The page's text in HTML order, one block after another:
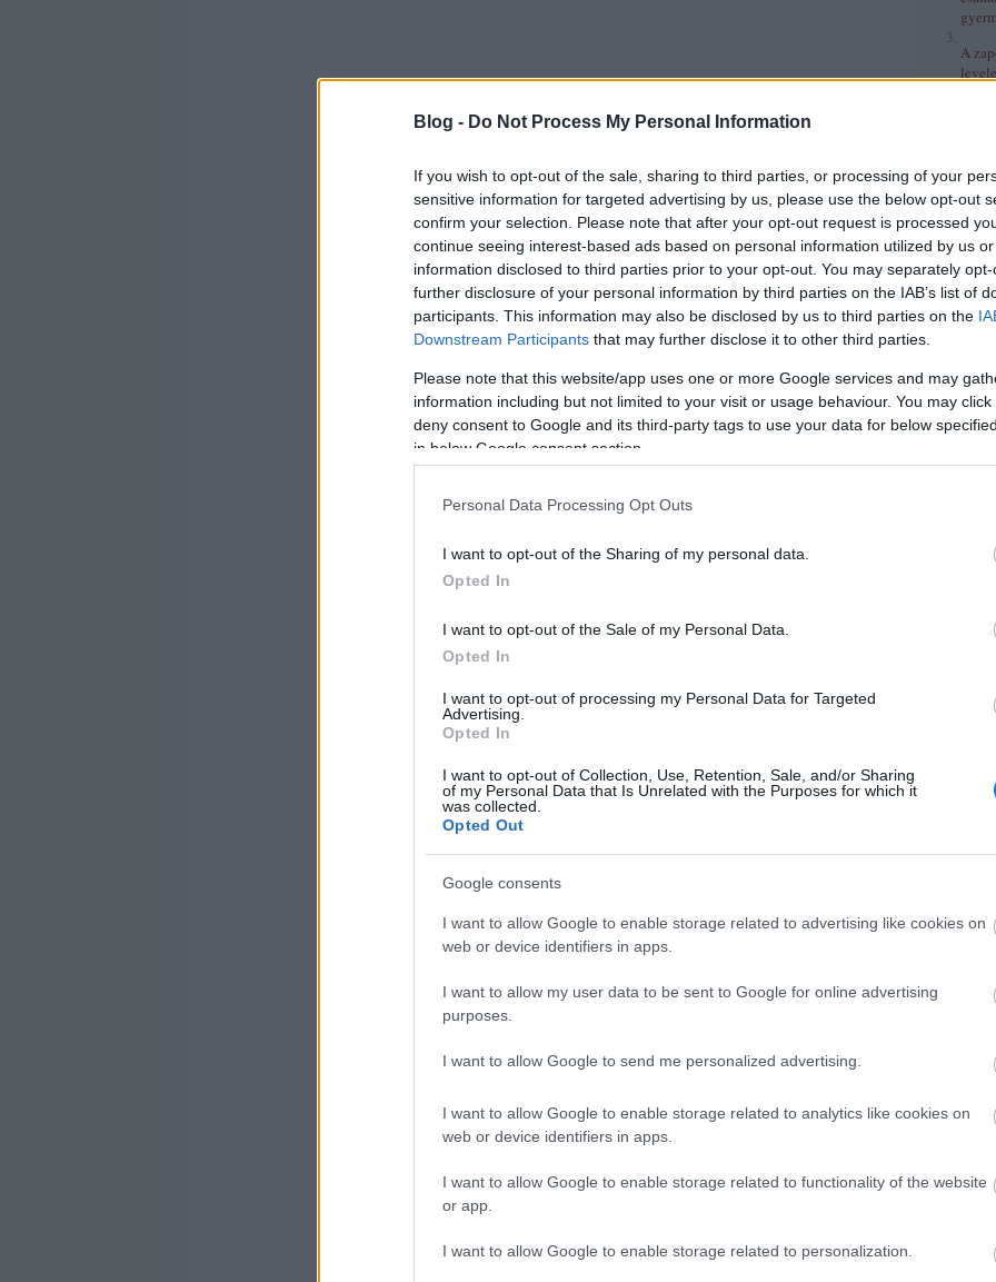
Blog - Do Not Process My Personal Information
If you wish to opt-out of the sale, sharing to third parties, or processing of your
sensitive information for targeted advertising by us, please use the below opt-out
confirm your selection. Please note that after your opt-out request is processed
continue seeing interest-based ads based on personal information utilized by us
information disclosed to third parties prior to your opt-out. You may separately
further disclosure of your personal information by third parties on the IAB’s list of
participants. This information may also be disclosed by us to third parties on the
Downstream Participants that may further disclose it to other third parties.
Please note that this website/app uses one or more Google services and may
information including but not limited to your visit or usage behaviour. You may
deny consent to Google and its third-party tags to use your data for below
in below Google consent section.
Personal Data Processing Opt Outs
I want to opt-out of the Sharing of my personal data.
Opted In
I want to opt-out of the Sale of my Personal Data.
Opted In
I want to opt-out of processing my Personal Data for Targeted
Advertising.
Opted In
I want to opt-out of Collection, Use, Retention, Sale, and/or Sharing
of my Personal Data that Is Unrelated with the Purposes for which it
was collected.
Opted Out
Google consents
I want to allow Google to enable storage related to advertising like cookies on
web or device identifiers in apps.
I want to allow my user data to be sent to Google for online advertising
purposes.
I want to allow Google to send me personalized advertising.
I want to allow Google to enable storage related to analytics like cookies on
web or device identifiers in apps.
I want to allow Google to enable storage related to functionality of the website
or app.
I want to allow Google to enable storage related to personalization.
A
-
Cs(
Kaif(
( profil
hami (
7
lázadás(3)
) csata
dalmátok (
(3) (
földközi
(5)frankok (
hungarorum
gyarmat (3
)